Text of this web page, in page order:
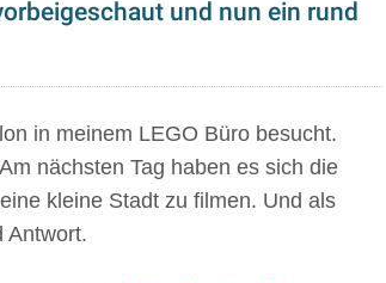
und nun ein rund
in meinem LEGO Büro besucht.
nächsten Tag haben es sich die
kleine Stadt zu filmen. Und als
Antwort.